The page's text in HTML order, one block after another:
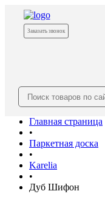
Заказать звонок
Главная страница
•
Паркетная доска
•
Karelia
•
Дуб Шифон